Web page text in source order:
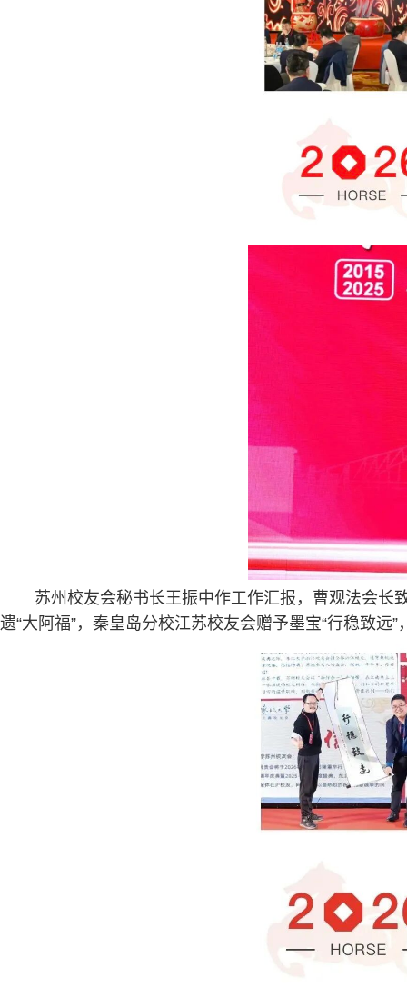
苏州校友会秘书长王振中作工作汇报，曹观法会长
遗“大阿福”，秦皇岛分校江苏校友会赠予墨宝“行稳致远”